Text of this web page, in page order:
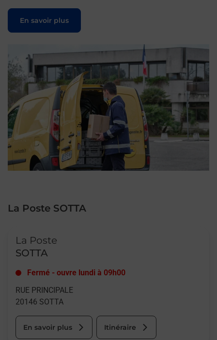
En savoir plus
Le lien s'ouvre dans un nouvel onglet
La Poste SOTTA
La Poste
SOTTA
Fermé - ouvre lundi à 09h00
RUE PRINCIPALE
20146 SOTTA
En savoir plus Itinéraire